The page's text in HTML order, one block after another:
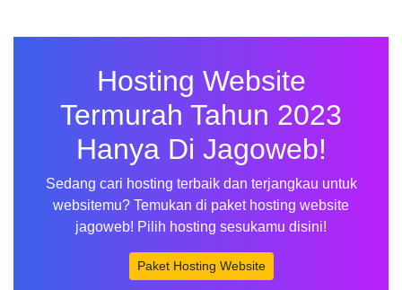
Hosting Website
Termurah Tahun 2023
Hanya Di Jagoweb!
Sedang cari hosting terbaik dan terjangkau untuk
websitemu? Temukan di paket hosting website
jagoweb! Pilih hosting sesukamu disini!
Paket Hosting Website